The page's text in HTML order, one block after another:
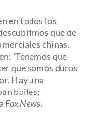
en todos los
quede
chinas.
'Tenemos que
que somos duros
Hay una
bailes;
a Fox News.